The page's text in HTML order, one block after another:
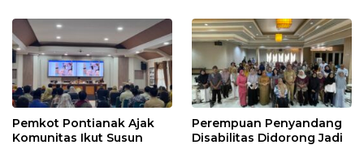
Pemkot Pontianak Ajak
Komunitas Ikut Susun
Perempuan Penyandang
Disabilitas Didorong Jadi